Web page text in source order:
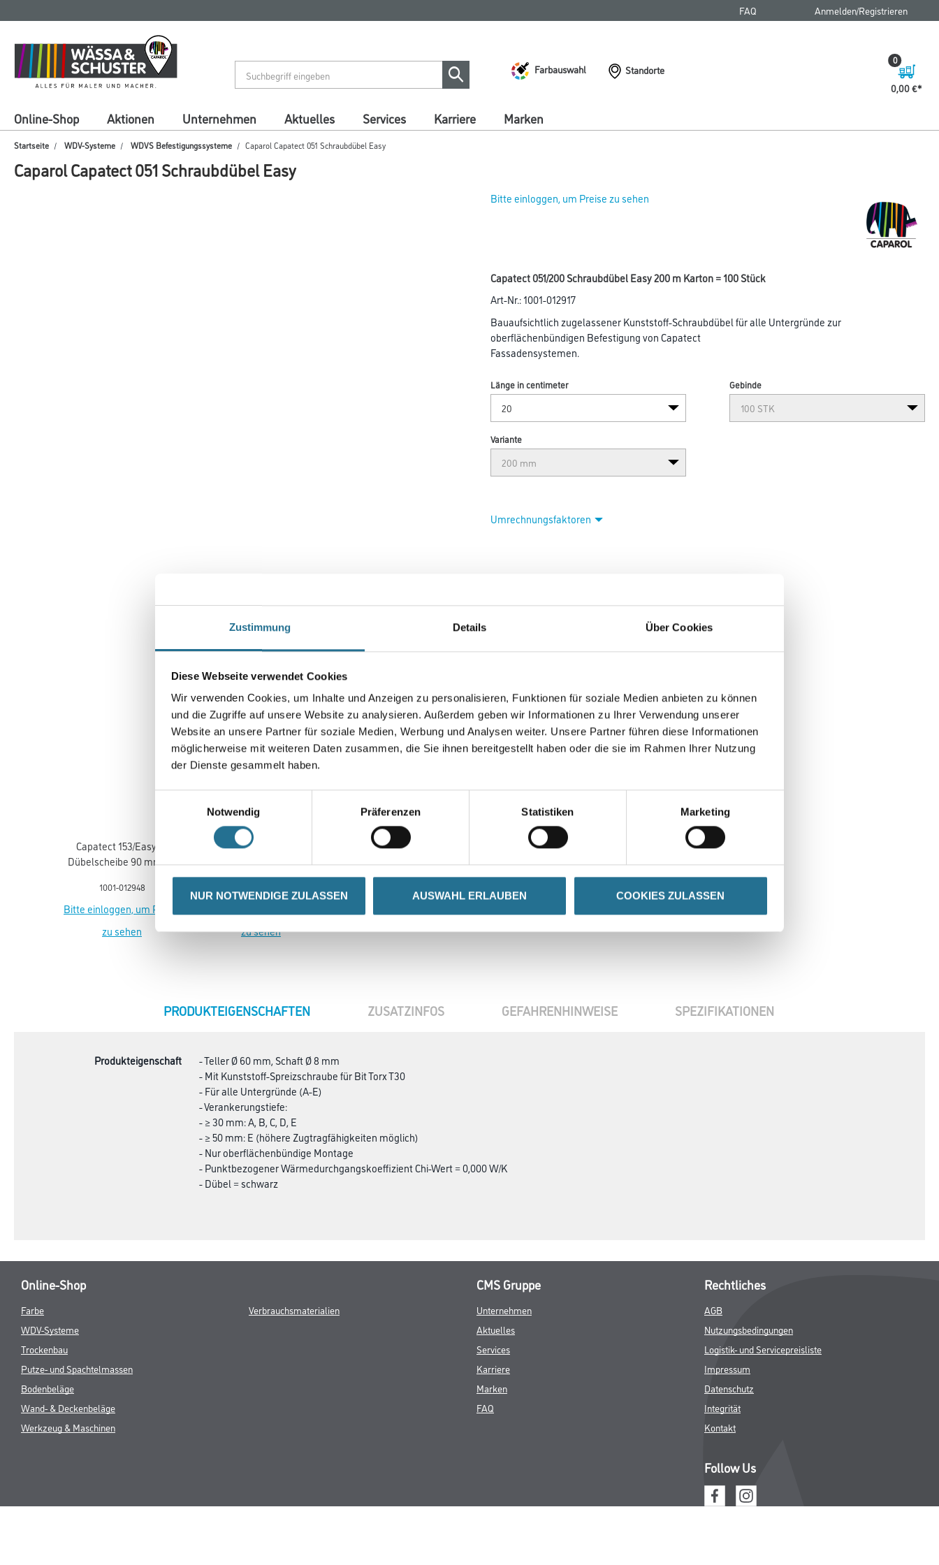
Zustimmung Details Über Cookies
Diese Webseite verwendet Cookies
Wir verwenden Cookies, um Inhalte und Anzeigen zu personalisieren, Funktionen für soziale Medien anbieten zu können
und die Zugriffe auf unsere Website zu analysieren. Außerdem geben wir Informationen zu Ihrer Verwendung unserer
Website an unsere Partner für soziale Medien, Werbung und Analysen weiter. Unsere Partner führen diese Informationen
möglicherweise mit weiteren Daten zusammen, die Sie ihnen bereitgestellt haben oder die sie im Rahmen Ihrer Nutzung
der Dienste gesammelt haben.
Notwendig
Präferenzen Statistiken Marketing
NUR NOTWENDIGE ZULASSEN AUSWAHL ERLAUBEN COOKIES ZULASSEN
springen
springen
FAQ Anmelden/Registrieren
Farbauswahl
Standorte
0,00 €
0
Online-Shop Aktionen Unternehmen Aktuelles Services Karriere Marken
Startseite WDV-Systeme WDVS Befestigungssysteme Caparol Capatect 051 Schraubdübel Easy
Caparol Capatect 051 Schraubdübel Easy
Bitte einloggen, um Preise zu sehen
Capatect 051/200 Schraubdübel Easy 200 m Karton = 100 Stück
Art-Nr.:1001-012917
Bauaufsichtlich zugelassener Kunststoff-Schraubdübel für alle Untergründe zur
oberflächenbündigen Befestigung von Capatect
Fassadensystemen.
Länge in centimeter Gebinde
Variante
Umrechnungsfaktoren
VIELLEICHT GEFÄLLT IHNEN AUCH...
Capatect 153/Easy90
Dübelscheibe 90 mm für
Dübel 051, Karton = 100
Stück
1001-012948
Bitte einloggen, um Preise
zu sehen
Capatect 153/Easy140
Dübelscheibe 140 mm für
Dübel 051, Karton = 100
Stück
zu sehen
CURRENT
PRODUKTEIGENSCHAFTEN ZUSATZINFOS GEFAHRENHINWEISE SPEZIFIKATIONEN
Produkteigenschaft
- Teller Ø 60 mm, Schaft Ø 8 mm
- Mit Kunststoff-Spreizschraube für Bit Torx T30
- Für alle Untergründe (A-E)
- Verankerungstiefe:
- ≥ 30 mm: A, B, C, D, E
- ≥ 50 mm: E (höhere Zugtragfähigkeiten möglich)
- Nur oberflächenbündige Montage
- Punktbezogener Wärmedurchgangskoeffizient Chi-Wert = 0,000 W/K
- Dübel = schwarz
Online-Shop
Farbe
WDV-Systeme
Trockenbau
Putze- und Spachtelmassen
Bodenbeläge
Wand- & Deckenbeläge
Werkzeug & Maschinen
Verbrauchsmaterialien
CMS Gruppe
Unternehmen
Aktuelles
Services
Karriere
Marken
FAQ
Rechtliches
AGB
Nutzungsbedingungen
Logistik- und Servicepreisliste
Impressum
Datenschutz
Integrität
Kontakt
Follow Us